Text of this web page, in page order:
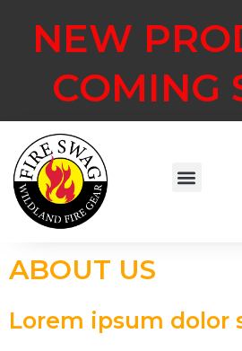
contentNEW
COMING
Menu
ABOUT US
Lorem ipsum dolor